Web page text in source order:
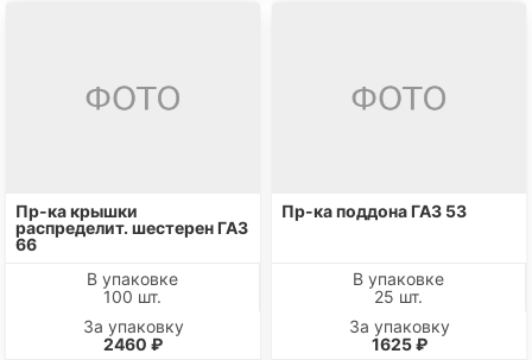
Пр-ка крышки
распределит. шестерен ГАЗ
66
В упаковке
100 шт.
За упаковку
2460 ₽
Пр-ка поддона ГАЗ 53
В упаковке
25 шт.
За упаковку
1625 ₽